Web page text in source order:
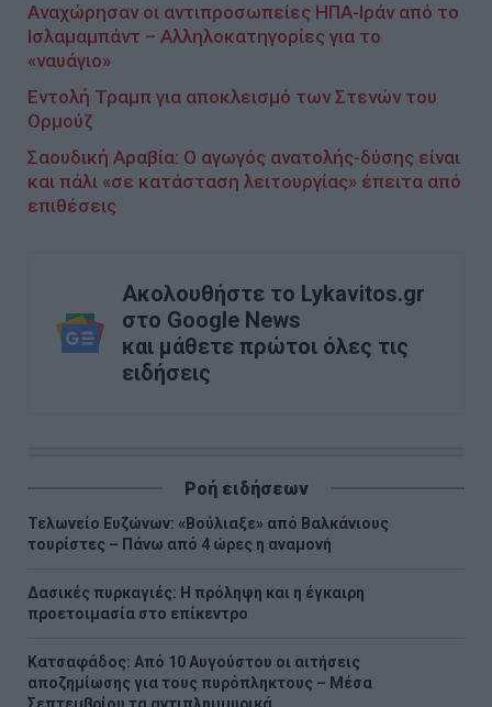
Αναχώρησαν οι αντιπροσωπείες ΗΠΑ-Ιράν από το
Ισλαμαμπάντ – Αλληλοκατηγορίες για το
«ναυάγιο»
Εντολή Τραμπ για αποκλεισμό των Στενών του
Ορμούζ
Σαουδική Αραβία: Ο αγωγός ανατολής-δύσης είναι
και πάλι «σε κατάσταση λειτουργίας» έπειτα από
επιθέσεις
Ακολουθήστε το Lykavitos.gr
στο Google News
και μάθετε πρώτοι όλες τις
ειδήσεις
Ροή ειδήσεων
Τελωνείο Ευζώνων: «Βούλιαξε» από Βαλκάνιους
τουρίστες – Πάνω από 4 ώρες η αναμονή
Δασικές πυρκαγιές: Η πρόληψη και η έγκαιρη
προετοιμασία στο επίκεντρο
Κατσαφάδος: Από 10 Αυγούστου οι αιτήσεις
αποζημίωσης για τους πυρόπληκτους – Μέσα